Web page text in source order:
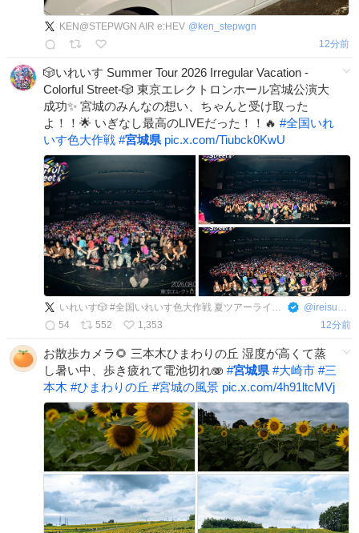
KEN@STEPWGN AIR e:HEV @ ken_stepwgn
12分前
🎲いれいす Summer Tour 2026 Irregular Vacation -
Colorful Street-🎲 東京エレクトロンホール宮城公演大
成功✨ 宮城のみんなの想い、ちゃんと受け取った
よ！！🌟 いぎなし最高のLIVEだった！！🔥 #全国いれ
いす色大作戦 #宮城県 pic.x.com/Tiubck0KwU
いれいす🎲 #全国いれいす色大作戦 夏ツアーライブ開催中！ @ireisu_info
54
552 1,353 13分前
お散歩カメラ🌻 三本木ひまわりの丘 湿度が高くて蒸
し暑い中、歩き疲れて電池切れ🫨 #宮城県 #大崎市 #三
本木 #ひまわりの丘 #宮城の風景 pic.x.com/4h91ltcMVj